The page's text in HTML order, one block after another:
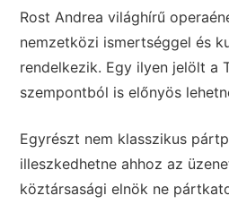
Rost Andrea világhírű
nemzetközi ismertséggel és
rendelkezik. Egy ilyen jelölt a
szempontból is előnyös
Egyrészt nem klasszikus
illeszkedhetne ahhoz az
köztársasági elnök ne